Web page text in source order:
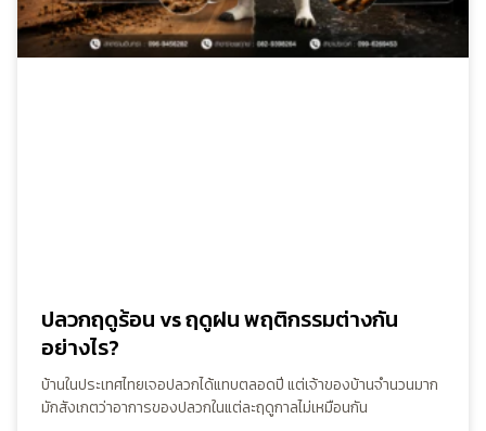
ปลวกฤดูร้อน vs ฤดูฝน พฤติกรรมต่างกัน
อย่างไร?
บ้านในประเทศไทยเจอปลวกได้แทบตลอดปี แต่เจ้าของบ้านจำนวนมาก
มักสังเกตว่าอาการของปลวกในแต่ละฤดูกาลไม่เหมือนกัน